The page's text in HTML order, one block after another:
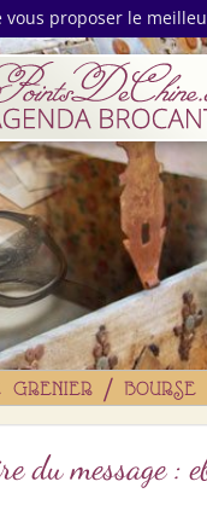
vous proposer le
GRENIER / BOURSE
du message :